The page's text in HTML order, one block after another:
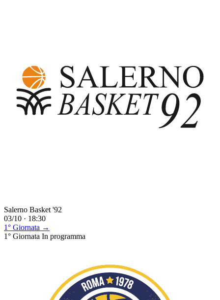
Salerno Basket '92
03/10 · 18:30
1° Giornata →
1° Giornata In programma